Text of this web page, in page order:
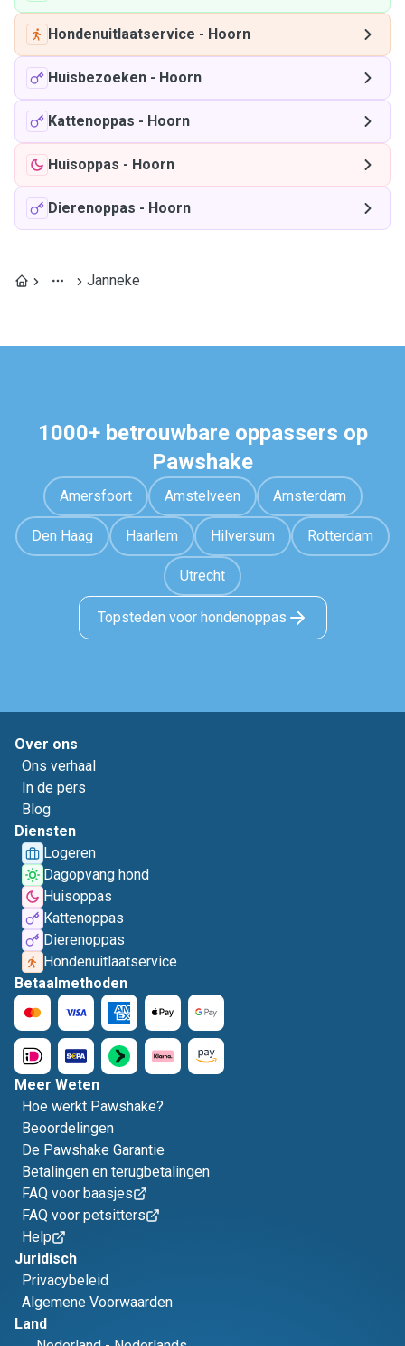
Hondenuitlaatservice - Hoorn
Huisbezoeken - Hoorn
Kattenoppas - Hoorn
Huisoppas - Hoorn
Dierenoppas - Hoorn
Janneke
1000+ betrouwbare oppassers op
Pawshake
Amersfoort Amstelveen Amsterdam
Den Haag Haarlem Hilversum Rotterdam
Utrecht
Topsteden voor hondenoppas
Over ons
Ons verhaal
In de pers
Blog
Diensten
Logeren
Dagopvang hond
Huisoppas
Kattenoppas
Dierenoppas
Hondenuitlaatservice
Betaalmethoden
Meer Weten
Hoe werkt Pawshake?
Beoordelingen
De Pawshake Garantie
Betalingen en terugbetalingen
FAQ voor baasjes
FAQ voor petsitters
Help
Juridisch
Privacybeleid
Algemene Voorwaarden
Land